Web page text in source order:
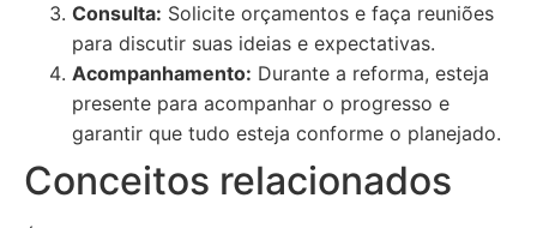
Consulta: Solicite orçamentos e faça reuniões
para discutir suas ideias e expectativas.
Acompanhamento: Durante a reforma, esteja
presente para acompanhar o progresso e
garantir que tudo esteja conforme o planejado.
Conceitos relacionados